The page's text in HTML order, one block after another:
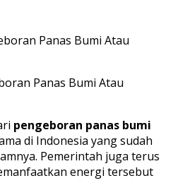
Panas Bumi Atau
pengeboran panas bumi
di Indonesia yang sudah
Pemerintah juga terus
energi tersebut